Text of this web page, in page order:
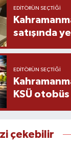
EDITÖRÜN SEÇTIĞI
satışında
EDITÖRÜN SEÇTIĞI
KSÜ
çekebilir